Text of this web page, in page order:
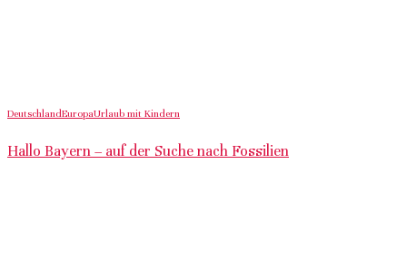
DeutschlandEuropaUrlaub mit Kindern
Hallo Bayern – auf der Suche nach Fossilien